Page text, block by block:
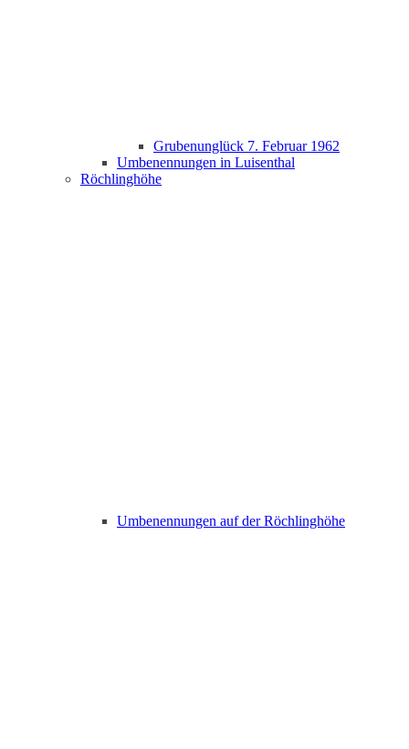
Grubenunglück 7. Februar 1962
Umbenennungen in Luisenthal
Röchlinghöhe
Umbenennungen auf der Röchlinghöhe